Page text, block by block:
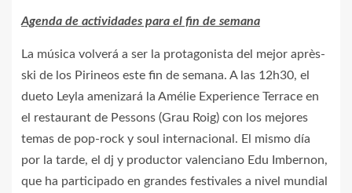
Agenda de actividades para el fin de semana
La música volverá a ser la protagonista del mejor après-
ski de los Pirineos este fin de semana. A las 12h30, el
dueto Leyla amenizará la Amélie Experience Terrace en
el restaurant de Pessons (Grau Roig) con los mejores
temas de pop-rock y soul internacional. El mismo día
por la tarde, el dj y productor valenciano Edu Imbernon,
que ha participado en grandes festivales a nivel mundial